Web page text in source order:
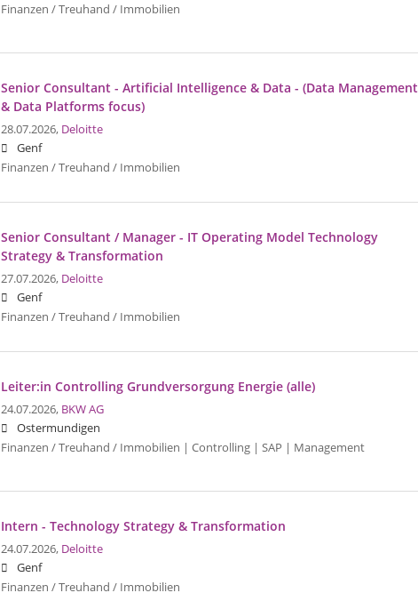
Finanzen / Treuhand / Immobilien
Senior Consultant - Artificial Intelligence & Data - (Data Management
& Data Platforms focus)
28.07.2026, Deloitte
Genf
Finanzen / Treuhand / Immobilien
Senior Consultant / Manager - IT Operating Model Technology
Strategy & Transformation
27.07.2026, Deloitte
Genf
Finanzen / Treuhand / Immobilien
Leiter:in Controlling Grundversorgung Energie (alle)
24.07.2026, BKW AG
Ostermundigen
Finanzen / Treuhand / Immobilien | Controlling | SAP | Management
Intern - Technology Strategy & Transformation
24.07.2026, Deloitte
Genf
Finanzen / Treuhand / Immobilien